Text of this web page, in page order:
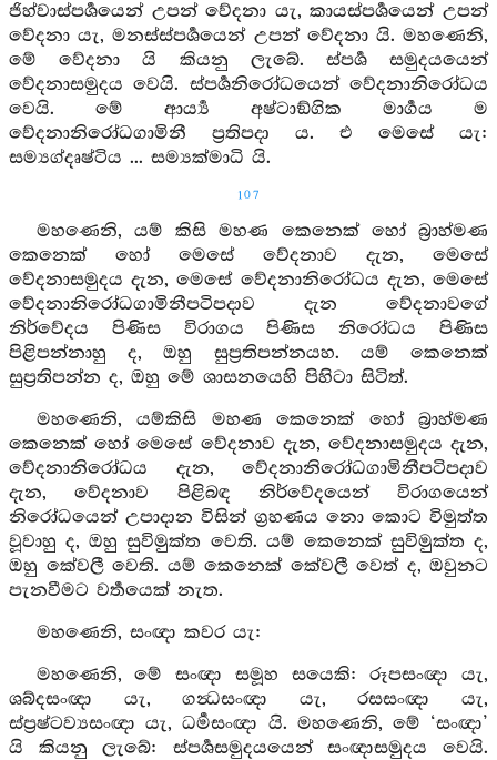
ජිහ්වාස්පර්‍ශයෙන් උපන් වේදනා යැ, කායස්පර්‍ශයෙන් උපන්
වේදනා යැ, මනස්ස්පර්‍ශයෙන් උපන් වේදනා යි. මහණෙනි,
මේ වේදනා යි කියනු ලැබේ. ස්පර්‍ශ සමුදයයෙන්
වේදනාසමුදය වෙයි. ස්පර්‍ශනිරෝධයෙන් වේදනානිරෝධය
වෙයි. මේ ආර්‍ය්‍ය අෂ්ටාඞ්ගික මාර්‍ගය ම
වේදනානිරෝධගාමිනී ප්‍රතිපදා ය. එ මෙසේ යැ:
සම්‍යග්දෘෂ්ටිය ... සම්‍යක්මාධි යි.
107
මහණෙනි, යම් කිසි මහණ කෙනෙක් හෝ බ්‍රාහ්මණ
කෙනෙක් හෝ මෙසේ වේදනාව දැන, මෙසේ
වේදනාසමුදය දැන, මෙසේ වේදනානිරෝධය දැන, මෙසේ
වේදනානිරෝධගාමිනීපටිපදාව දැන වේදනාවගේ
නිර්වේදය පිණිස විරාගය පිණිස නිරෝධය පිණිස
පිළිපන්නාහු ද, ඔහු සුප්‍රතිපන්නයහ. යම් කෙනෙක්
සුප්‍රතිපන්න ද, ඔහු මේ ශාසනයෙහි පිහිටා සිටිත්.
මහණෙනි, යම්කිසි මහණ කෙනෙක් හෝ බ්‍රාහ්මණ
කෙනෙක් හෝ මෙසේ වේදනාව දැන, වේදනාසමුදය දැන,
වේදනානිරෝධය දැන, වේදනානිරෝධගාමිනීපටිපදාව
දැන, වේදනාව පිළිබඳ නිර්වේදයෙන් විරාගයෙන්
නිරෝධයෙන් උපාදාන විසින් ග්‍රහණය නො කොට විමුත්ත
වූවාහු ද, ඔහු සුවිමුක්ත වෙති. යම් කෙනෙක් සුවිමුක්ත ද,
ඔහු කේවලී වෙති. යම් කෙනෙක් කේවලී වෙත් ද, ඔවුනට
පැනවීමට වර්‍තයෙක් නැත.
මහණෙනි, සංඥා කවර යැ:
මහණෙනි, මේ සංඥා සමූහ සයෙකි: රූපසංඥා යැ,
ශබ්දසංඥා යැ, ගන්‍ධසංඥා යැ, රසසංඥා යැ,
ස්ප්‍රෂ්ටව්‍යසංඥා යැ, ධර්‍මසංඥා යි. මහණෙනි, මේ ‘සංඥා’
යි කියනු ලැබේ: ස්පර්‍ශසමුදයයෙන් සංඥාසමුදය වෙයි.